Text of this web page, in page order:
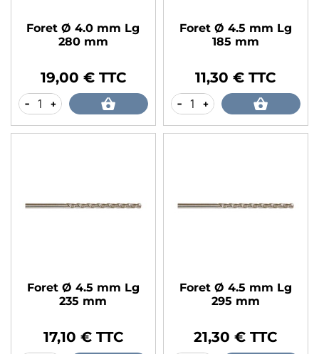
Foret Ø 4.0 mm Lg
280 mm
19,00 € TTC
- +
Foret Ø 4.5 mm Lg
185 mm
11,30 € TTC
- +
Foret Ø 4.5 mm Lg
235 mm
17,10 € TTC
Foret Ø 4.5 mm Lg
295 mm
21,30 € TTC